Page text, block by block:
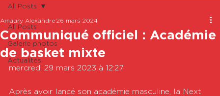
All Posts
Galerie photos
Actualités
All Posts
Communiqué officiel : Académie
de basket mixte
Amaury Alexandre 26 mars 2024
mercredi 29 mars 2023 à 12:27
Après avoir lancé son académie masculine, la Next